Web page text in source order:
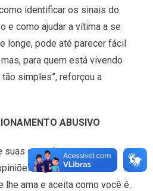
identificar os sinais do
e como ajudar a vítima a se
longe, pode até parecer fácil
para quem está vivendo
simples”, reforçou a
ABUSIVO
suas conquistas.
e gostos.
lhe ama e aceita como você é.